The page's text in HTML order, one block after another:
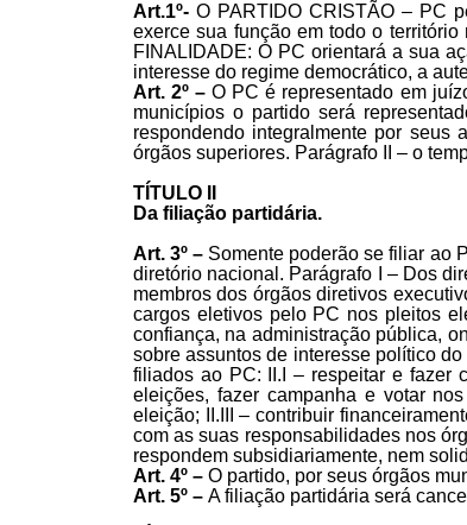
Art.1º- O PARTIDO CRISTÃO – PC
exerce sua função em todo o
FINALIDADE: O PC orientará a sua
interesse do regime democrático, a
Art. 2º – O PC é representado em
municípios o partido será
respondendo integralmente por seus
órgãos superiores. Parágrafo II – o
TÍTULO II
Da filiação partidária.
Art. 3º – Somente poderão se filiar ao
diretório nacional. Parágrafo I – Dos
membros dos órgãos diretivos
cargos eletivos pelo PC nos pleitos
confiança, na administração pública,
sobre assuntos de interesse político
filiados ao PC: II.I – respeitar e fazer
eleições, fazer campanha e votar
eleição; II.III – contribuir
com as suas responsabilidades nos
respondem subsidiariamente, nem
Art. 4º – O partido, por seus órgãos
Art. 5º – A filiação partidária será